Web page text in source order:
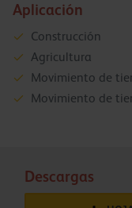
Aplicación
Construcción
Agricultura
Movimiento de
Movimiento de
Descargas